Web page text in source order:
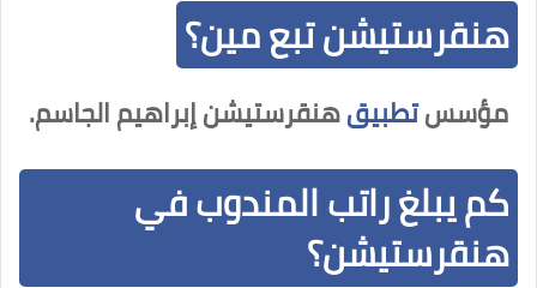
هنقرستيشن تبع مين؟
مؤسستطبيقهنقرستيشن إبراهيم الجاسم.
كم يبلغ راتب المندوب في
هنقرستيشن؟